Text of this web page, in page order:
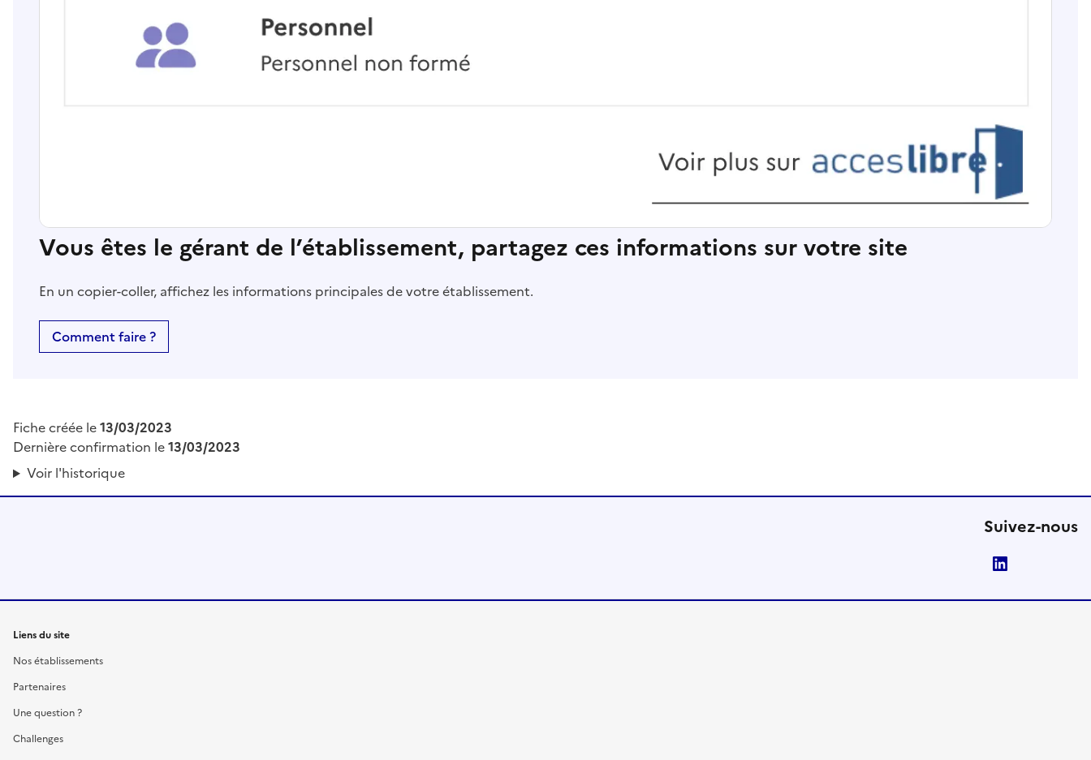
Vous êtes le gérant de l’établissement, partagez ces informations sur votre site
En un copier-coller, affichez les informations principales de votre établissement.
Comment faire ?
Fiche créée le13/03/2023
Dernière confirmation le13/03/2023
Voir l'historique
Suivez-nous
Liens du site
Nos établissements
Partenaires
Une question ?
Challenges